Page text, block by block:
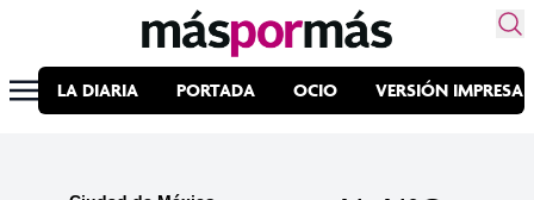
LA DIARIA PORTADA OCIO VERSIÓN IMPRESA